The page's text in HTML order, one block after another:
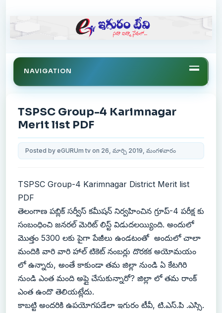
NAVIGATION
TSPSC Group-4 Karimnagar
Merit list PDF
Posted by eGURUm tv on 26, మార్చి 2019, మంగళవారం
TSPSC Group-4 Karimnagar District Merit list
PDF
తెలంగాణ పబ్లిక్ సర్వీస్ కమీషన్ నిర్వహించిన గ్రూప్-4 పరీక్ష కు
సంబంధించి జనరల్ మెరిట్ లిస్ట్ విడుదలయ్యింది. అందులో
మొత్తం 5300 లకు పైగా పేజీలు ఉండటంతో అందులో చాలా
మందికి వారి వారి హాల్ టికెట్ నంబర్లు దొరకక అయోమయం
లో ఉన్నారు, అంతే కాకుండా తమ జిల్లా నుండి ఏ కేటగిరి
నుండి ఎంత మంది అప్లై చేసుకున్నారో? జిల్లా లో తమ రాంక్
ఎంత ఉందొ తెలియట్లేదు.
కాబట్టి అందరికి ఉపయోగపడేలా ఇగురం టీవీ, టి.ఎస్.పి .ఎస్సి.